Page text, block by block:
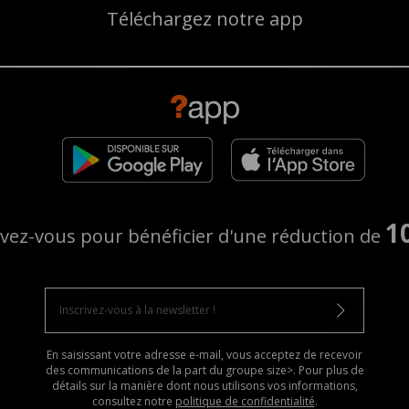
Téléchargez notre app
vous pour bénéficier d'une réduction de
En saisissant votre adresse e-mail, vous acceptez de recevoir
des communications de la part du groupe size>. Pour plus de
détails sur la manière dont nous utilisons vos informations,
consultez notre politique de confidentialité.